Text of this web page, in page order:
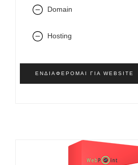
Domain
Hosting
ΕΝΔΙΑΦΈΡΟΜΑΙ ΓΙΑ WEBSITE